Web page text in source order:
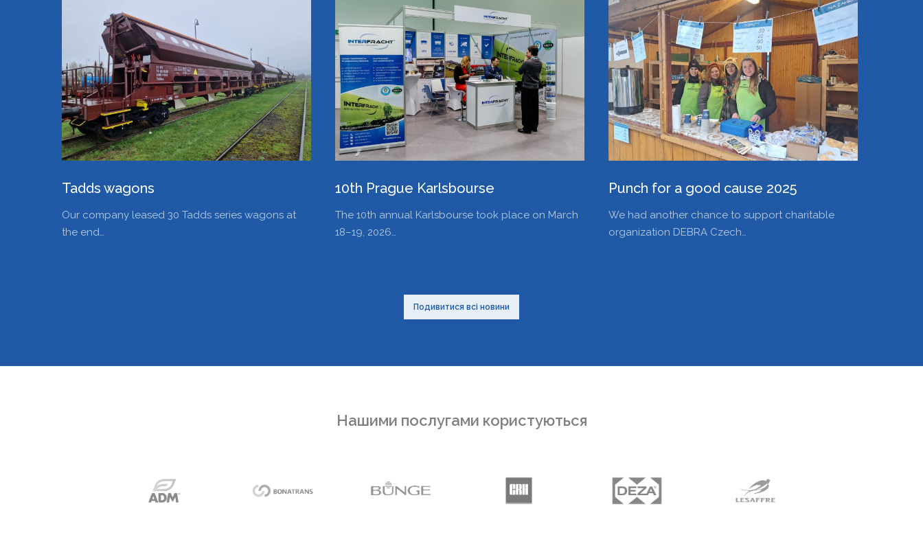
Tadds wagons
Our company leased 30 Tadds series wagons at
the end…
10th Prague Karlsbourse
The 10th annual Karlsbourse took place on March
18–19, 2026…
Punch for a good cause 2025
We had another chance to support charitable
organization DEBRA Czech…
Подивитися всі новини
Нашими послугами користуються